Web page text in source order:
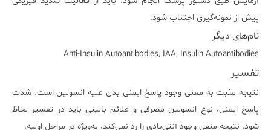
پیش از نمونه‌گیری اجتناب شود.
نام‌های دیگر
Anti-Insulin Autoantibodies, IAA, Insulin Autoantibodies
تفسیر
نتیجه مثبت به معنی وجود پاسخایمنی بدن علیه انسولیناست. شدت
پاسخایمنی، نوع انسولین مصرفیو علائم بالینی باید در تفسیر لحاظ
شود. نتیجه منفی وجود آنتی‌بادی را رد نمی‌کند، به‌ویژه در مراحل اولیه.